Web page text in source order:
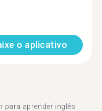
o aplicativo
para aprender inglês